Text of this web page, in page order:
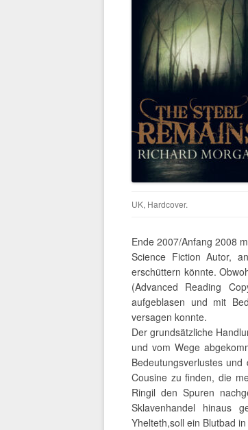
UK, Hardcover.
Ende 2007/Anfang 2008
Science Fiction Autor,
erschüttern könnte.
(Advanced Reading
aufgeblasen und mit
versagen konnte.
Der grundsätzliche
und vom Wege
Bedeutungsverlustes
Cousine zu finden, die
Ringil den Spuren
Sklavenhandel hinaus
Yhelteth,soll ein Blutbad